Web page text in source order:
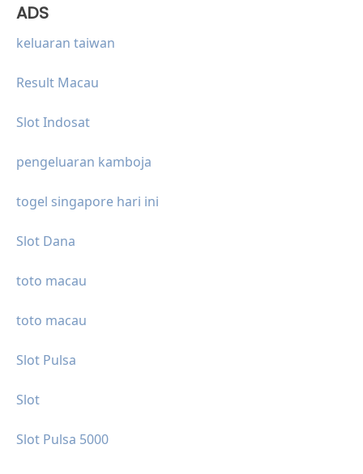
ADS
keluaran taiwan
Result Macau
Slot Indosat
pengeluaran kamboja
togel singapore hari ini
Slot Dana
toto macau
toto macau
Slot Pulsa
Slot
Slot Pulsa 5000